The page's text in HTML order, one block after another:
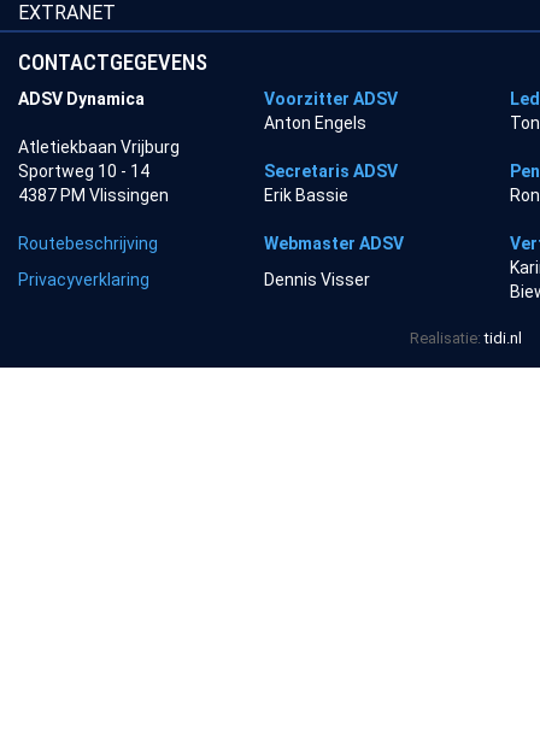
EXTRANET
CONTACTGEGEVENS
ADSV Dynamica Voorzitter ADSV
Anton Engels
Atletiekbaan Vrijburg
Sportweg 10 - 14
Secretaris ADSV
4387 PM Vlissingen
Erik Bassie
Routebeschrijving Webmaster ADSV
Privacyverklaring
Dennis Visser
Realisatie:tidi.nl